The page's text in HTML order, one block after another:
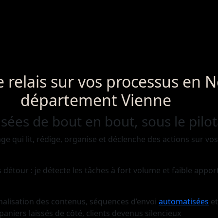
sur vos processus en
département Vienne
de bout en bout, sous le
qui lit, rédige, organise et déclenche des actions sur
: je détecte les tâches à fort volume et faible
des contenus, séquences d’envoi automatisées
laissés de côté, clients devenus silencieux